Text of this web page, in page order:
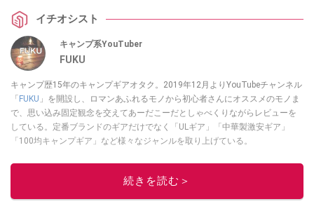
イチオシスト
キャンプ系YouTuber
FUKU
キャンプ歴15年のキャンプギアオタク。2019年12月よりYouTubeチャンネル
「 FUKU 」を開設し、ロマンあふれるモノから初心者さんにオススメのモノま
で、思い込み固定観念を交えてあーだこーだとしゃべくりながらレビューを
している。定番ブランドのギアだけでなく「ULギア」「中華製激安ギア」
「100均キャンプギア」など様々なジャンルを取り上げている。
このイチオシストの他の記事を読む
続きを読む＞